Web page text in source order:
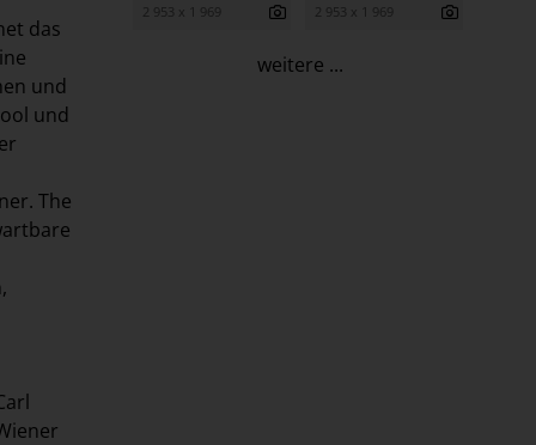
das
und
und
The
2 953 x 1 969 2 953 x 1 969
weitere ...